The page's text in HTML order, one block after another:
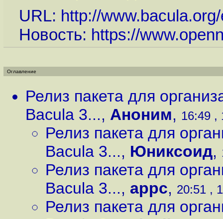
URL: http://
Новость: https://
Оглавление
Релиз пакета для
Bacula 3..., Аноним, 16:49 ,
Релиз пакета для
Bacula 3..., Юниксоид,
Релиз пакета для
Bacula 3..., appc, 20:51 ,
Релиз пакета для